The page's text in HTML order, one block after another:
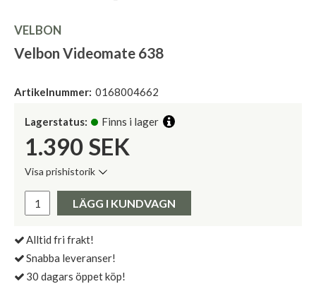
VELBON
Velbon Videomate 638
Artikelnummer: 0168004662
Lagerstatus: Finns i lager
1.390 SEK
Visa prishistorik
Pris:
LÄGG I KUNDVAGN
Alltid fri frakt!
Snabba leveranser!
30 dagars öppet köp!